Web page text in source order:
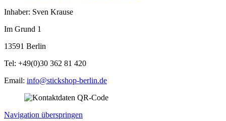
Inhaber: Sven Krause
Im Grund 1
13591 Berlin
Tel: +49(0)30 362 81 420
Email: info@stickshop-berlin.de
Navigation überspringen